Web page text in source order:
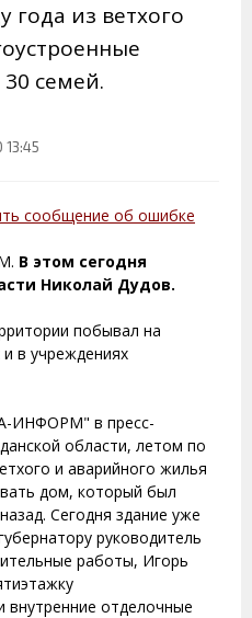
года из ветхого
семей.
13:45
сообщение об ошибке
В этом сегодня
Николай Дудов.
побывал на
в учреждениях
ИНФОРМ" в пресс-
области, летом по
и аварийного жилья
дом, который был
Сегодня здание уже
руководитель
работы, Игорь
внутренние отделочные